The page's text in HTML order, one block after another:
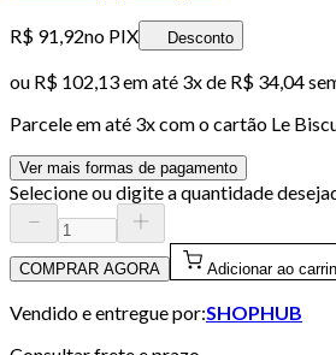
R$ 91,92no PIX Desconto
ou R$ 102,13em até 3x de R$ 34,04
Parcele em até 3x com o cartão Le
Ver mais formas de pagamento
Selecione ou digite a quantidade
COMPRAR AGORA Adicionar ao
Vendido e entregue por:SHOPHUB